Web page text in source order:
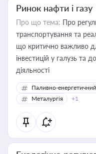
Ринок нафти і газу
Про що тема: Про
транспортування та
що критично важливо
інвестицій у галузь та
діяльності
Паливно-
Металургія
+1